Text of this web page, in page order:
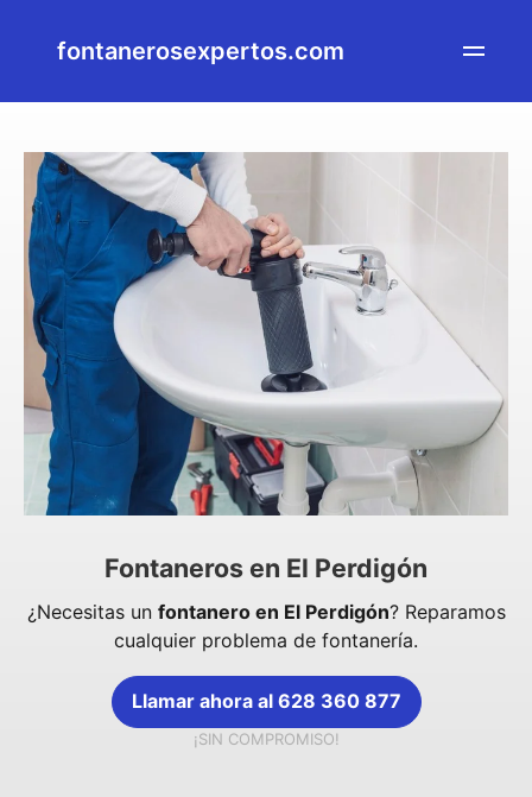
fontanerosexpertos.com
Fontaneros en El Perdigón
¿Necesitas un fontanero en El Perdigón? Reparamos
cualquier problema de fontanería.
Llamar ahora al 628 360 877
¡SIN COMPROMISO!